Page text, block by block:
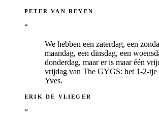
PETER VAN REYEN
“
We hebben een zaterdag, een
maandag, een dinsdag, een
donderdag, maar er is maar één
vrijdag van The GYGS: het 1-2-tje
Yves.
ERIK DE VLIEGER
“